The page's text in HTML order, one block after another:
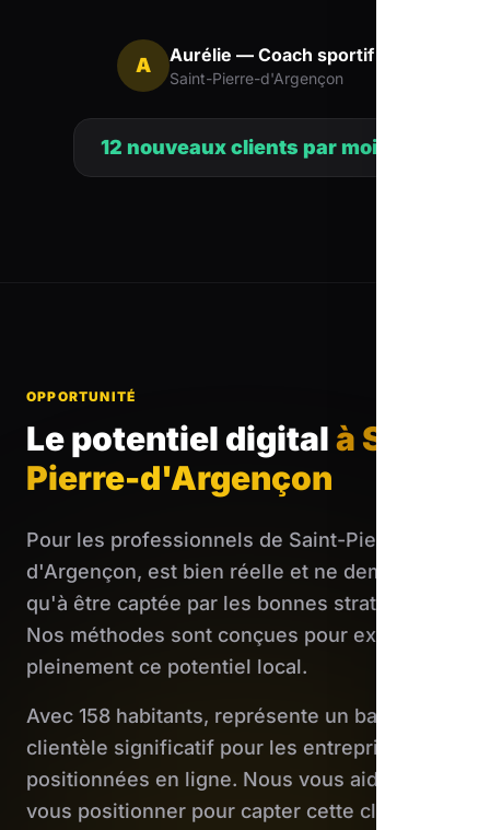
A Aurélie — Coach sportif
Saint-Pierre-d'Argençon
12 nouveaux clients par mois
OPPORTUNITÉ
Le potentiel digitalà Saint-
Pierre-d'Argençon
Pour les professionnels de Saint-Pierre-
d'Argençon, est bien réelle et ne demande
qu'à être captée par les bonnes stratégies.
Nos méthodes sont conçues pour exploiter
pleinement ce potentiel local.
Avec 158 habitants, représente un bassin de
clientèle significatif pour les entreprises bien
positionnées en ligne. Nous vous aidons à
vous positionner pour capter cette clientèle